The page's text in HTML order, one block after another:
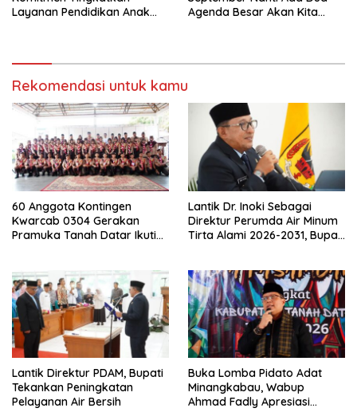
Layanan Pendidikan Anak
Agenda Besar Akan Kita
Rekomendasi untuk kamu
60 Anggota Kontingen
Kwarcab 0304 Gerakan
Pramuka Tanah Datar Ikuti
Lantik Dr. Inoki Sebagai
Direktur Perumda Air Minum
Tirta Alami 2026-2031, Bupati
Fakta Integritas Berdasarkan
Visi dan Misi
Lantik Direktur PDAM, Bupati
Tekankan Peningkatan
Pelayanan Air Bersih
Buka Lomba Pidato Adat
Minangkabau, Wabup
Ahmad Fadly Apresiasi